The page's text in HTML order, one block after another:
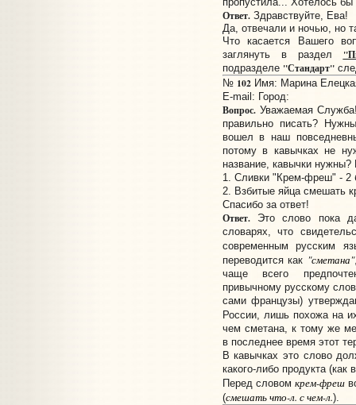
Ответ.Здравствуйте, Ева!
Да, отвечали и ночью, но
Что касается Вашего
заглянуть в раздел
подразделе "Стандарт"
№ 102Имя: Марина
E-mail: Город:
Вопрос.Уважаемая
правильно писать?
вошел в наш
потому в кавычках не
название, кавычки
1. Сливки "Крем-фреш" - 2
2. Взбитые яйца смешать
Спасибо за ответ!
Ответ.Это слово пока
словарях, что
современным русским
переводится как "сметана"
чаще всего
привычному русскому
сами французы)
России, лишь похожа на
чем сметана, к тому же
в последнее время этот
В кавычках это слово
какого-либо продукта
Перед словом крем-фреш
(смешать что-л. счем-л.).